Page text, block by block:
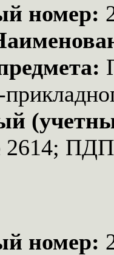
номер:
2614;
номер: